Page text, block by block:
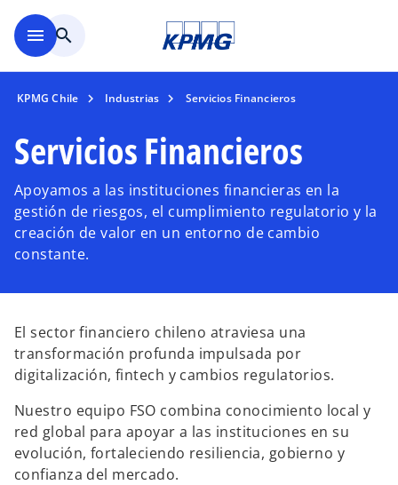
menu search
KPMG Chile Industrias Servicios Financieros
Servicios Financieros
Apoyamos a las instituciones financieras en la
gestión de riesgos, el cumplimiento regulatorio y la
creación de valor en un entorno de cambio
constante.
El sector financiero chileno atraviesa una
transformación profunda impulsada por
digitalización, fintech y cambios regulatorios.
Nuestro equipo FSO combina conocimiento local y
red global para apoyar a las instituciones en su
evolución, fortaleciendo resiliencia, gobierno y
confianza del mercado.